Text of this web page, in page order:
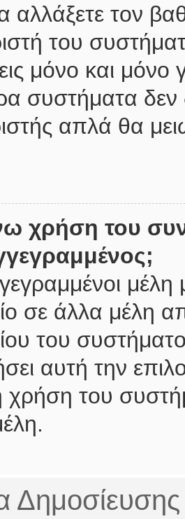
αλλάξετε τον
του
μόνο και
συστήματα δεν
απλά θα
χρήση του
σε άλλα μέλη
του
αυτή την
του
Δημοσίευσης